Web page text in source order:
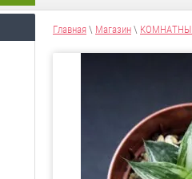
Главная \ Магазин \